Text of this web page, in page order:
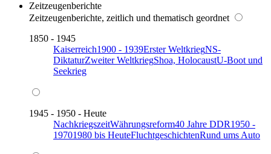
Zeitzeugenberichte
Zeitzeugenberichte, zeitlich und thematisch geordnet
1850 - 1945
Kaiserreich1900 - 1939Erster WeltkriegNS-
DiktaturZweiter WeltkriegShoa, HolocaustU-Boot und
Seekrieg
1945 - 1950 - Heute
NachkriegszeitWährungsreform40 Jahre DDR1950 -
19701980 bis HeuteFluchtgeschichtenRund ums Auto